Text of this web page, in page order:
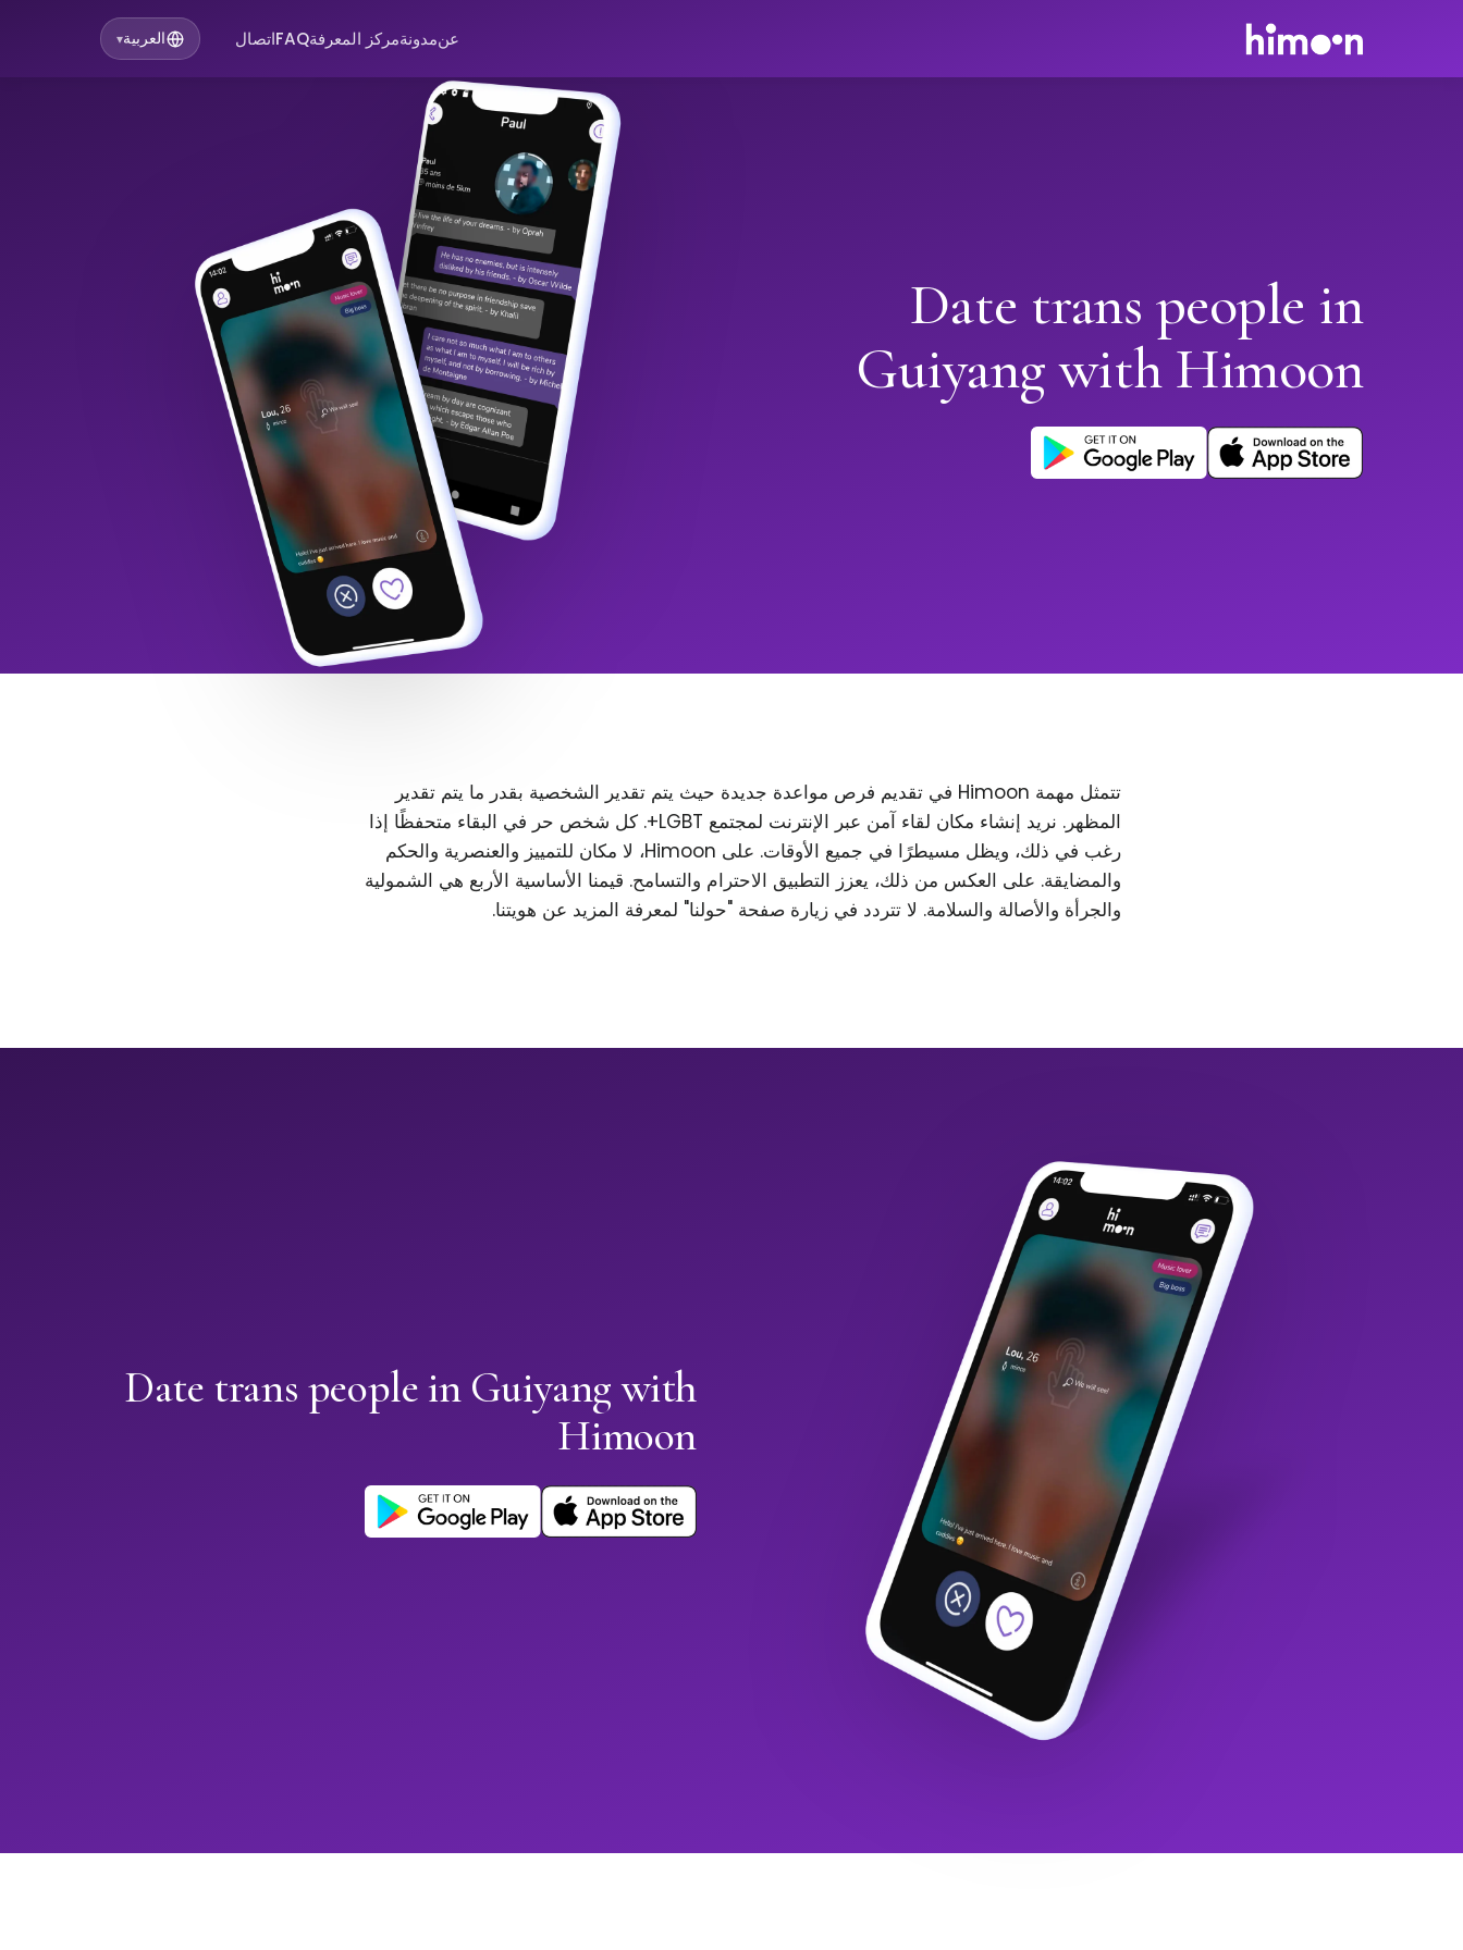
عنمدونةمركز المعرفةFAQاتصال العربية▾
Date trans people in
Guiyang with Himoon
تتمثل مهمة Himoon في تقديم فرص مواعدة جديدة حيث يتم تقدير الشخصية بقدر ما يتم تقدير
المظهر. نريد إنشاء مكان لقاء آمن عبر الإنترنت لمجتمع LGBT+. كل شخص حر في البقاء متحفظًا إذا
رغب في ذلك، ويظل مسيطرًا في جميع الأوقات. على Himoon، لا مكان للتمييز والعنصرية والحكم
والمضايقة. على العكس من ذلك، يعزز التطبيق الاحترام والتسامح. قيمنا الأساسية الأربع هي الشمولية
والجرأة والأصالة والسلامة. لا تتردد في زيارة صفحة "حولنا" لمعرفة المزيد عن هويتنا.
Date trans people in Guiyang with
Himoon